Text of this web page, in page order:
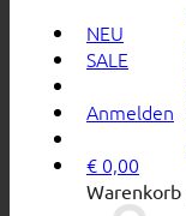
NEU
SALE
Anmelden
€ 0,00
Warenkorb